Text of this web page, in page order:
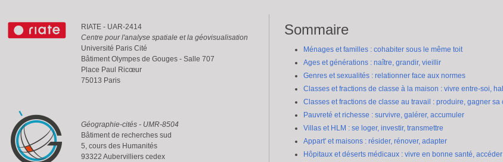
RIATE - UAR-2414
Centre pour l'analyse spatiale et la géovisualisation
Université Paris Cité
Bâtiment Olympes de Gouges - Salle 707
Place Paul Ricœur
75013 Paris
Géographie-cités - UMR-8504
Bâtiment de recherches sud
5, cours des Humanités
93322 Aubervilliers cedex
Sommaire
Ménages et familles : cohabiter sous le même toit
Ages et générations : naître, grandir, vieillir
Genres et sexualités : relationner face aux normes
Classes et fractions de classe à la maison : vivre entre-soi,
Classes et fractions de classe au travail : produire, gagner sa
Pauvreté et richesse : survivre, galérer, accumuler
Villas et HLM : se loger, investir, transmettre
Appart' et maisons : résider, rénover, adapter
Hôpitaux et déserts médicaux : vivre en bonne santé,